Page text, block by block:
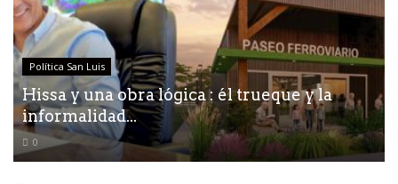
Política San Luis
Hissa y una obra lógica : él trueque y la
informalidad...
0